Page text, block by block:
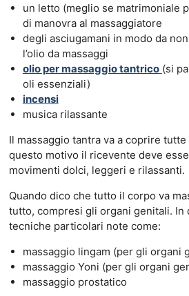
un letto (meglio se matrimoniale
di manovra al massaggiatore
degli asciugamani in modo da
l’olio da massaggi
olio per massaggio tantrico (si
oli essenziali)
incensi
musica rilassante
Il massaggio tantra va a coprire
questo motivo il ricevente deve
movimenti dolci, leggeri e rilassanti.
Quando dico che tutto il corpo va
tutto, compresi gli organi genitali. In
tecniche particolari note come:
massaggio lingam (per gli organi
massaggio Yoni (per gli organi
massaggio prostatico